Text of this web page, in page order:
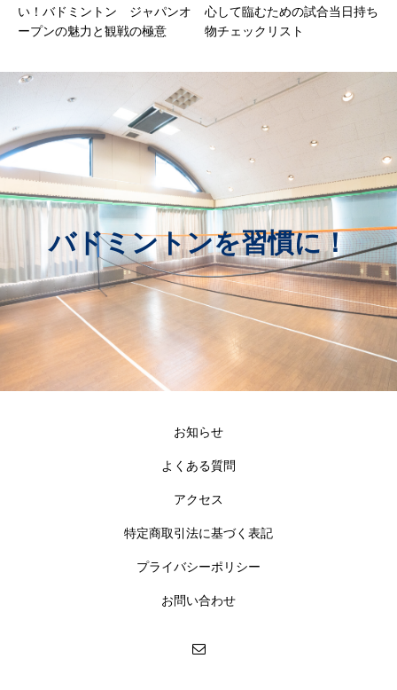
い！バドミントン ジャパンオ
ープンの魅力と観戦の極意
心して臨むための試合当日持ち
物チェックリスト
バドミントンを習慣に！
お知らせ
よくある質問
アクセス
特定商取引法に基づく表記
プライバシーポリシー
お問い合わせ